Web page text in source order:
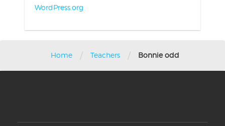
WordPress.org
Home / Teachers / Bonnie odd